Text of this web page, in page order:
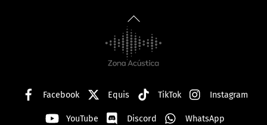
Back
To
Top
Facebook Equis TikTok Instagram
YouTube Discord WhatsApp